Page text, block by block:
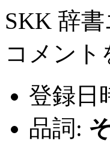
SKK 辞
コメント
登録日
品詞: